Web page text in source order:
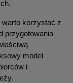
warto korzystać z
przygotowania
model
i